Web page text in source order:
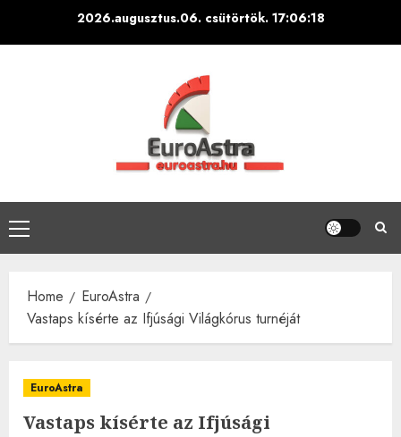
2026.augusztus.06. csütörtök. 17:06:19
Primary
Menu
Home
EuroAstra
Vastaps kísérte az Ifjúsági Világkórus turnéját
EuroAstra
Vastaps kísérte az Ifjúsági